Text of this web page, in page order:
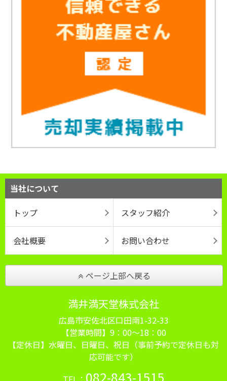
当社について
トップ
スタッフ紹介
会社概要 お問い合わせ
ページ上部へ戻る
満井満天堂株式会社
広島市安佐北区口田南1-32-33
【営業時間】9：00～18：00
【定休日】水曜日、日曜日、祝日（事前予約で定休日も対
応可能です）
082-843-1515